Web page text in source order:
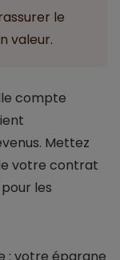
le
valeur.
compte
Mettez
votre contrat
les